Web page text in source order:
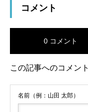
コメント
0 コメント
この記事へのコメン
名前（例：山田 太郎）